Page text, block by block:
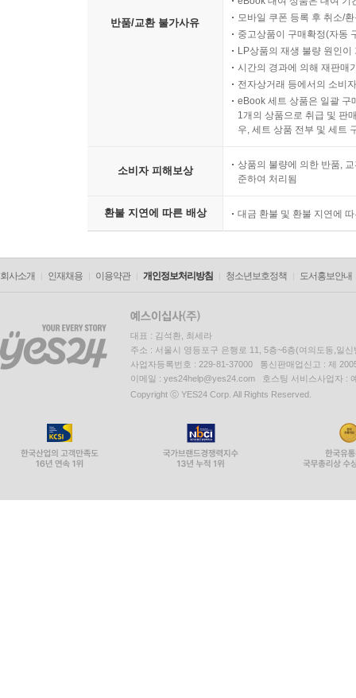
반품/교환 불가사유
모바일 쿠폰 등록 후 취소/
중고상품이 구매확정(자동
LP상품의 재생 불량 원인
시간의 경과에 의해 재판매
전자상거래 등에서의 소비
eBook 세트 상품은 일괄 구
1개의 상품으로 취급 및 판
우, 세트 상품 전부 및 세트
소비자 피해보상
상품의 불량에 의한 반품,
준하여 처리됨
환불 지연에 따른 배상 대금 환불 및 환불 지연에
회사소개 인재채용 이용약관 개인정보처리방침 청소년보호정책 도서홍보안내
대표 : 김석환, 최세라
주소 : 서울시 영등포구 은행로 11, 5층~6층(여의도동,일신
사업자등록번호 : 229-81-37000 통신판매업신고 : 제
이메일 : yes24help@yes24.com 호스팅 서비스사업자 :
Copyright ⓒ YES24 Corp. All Rights Reserved.